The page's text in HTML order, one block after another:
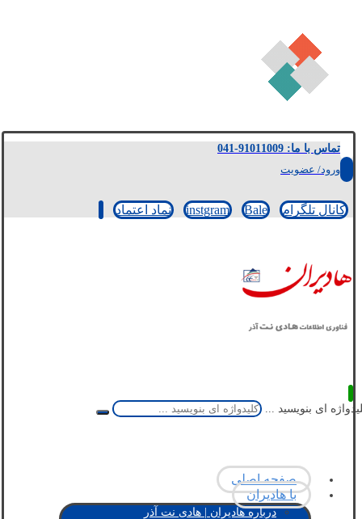
تماس با ما: 91011009-041
ورود/ عضویت
کانال تلگرام instgram Bale نماد اعتماد
ای بنویسید ...
صفحه اصلی
با هادیران
درباره هادیران | هادی نت آذر